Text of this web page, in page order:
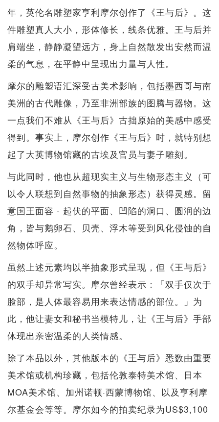
年，英伦名雕塑家亨利摩尔创作了《王与后》。这
件雕塑真人大小，形体修长，线条优雅。王与后并
肩端坐，静静凝望远方，身上自然散发出安然而温
柔的气息，在平静中呈现出力量与人性。
摩尔的雕塑语汇深受古美术影响，包括墨西哥与南
美洲的古代雕像，乃至非洲部族的图腾与器物。这
一点我们不难从《王与后》古拙原始的美感中感受
得到。事实上，摩尔创作《王与后》时，就特别想
起了大英博物馆藏的古埃及官员与妻子雕刻。
与此同时，他也从超现实主义与生物形态主义（可
以令人联想到自然事物的抽象形态）获得灵感。留
意国王面容 - 起伏的平面、凹陷的洞口、圆润的边
角，皆与鹅卵石、贝壳、浮木等受到风化侵蚀的自
然物体呼应。
虽然上述元素均以半抽象形式呈现，但《王与后》
的双手却异常写实。摩尔曾经表示：「双手仅次于
脸部，是人体最容易用来表达情感的部位。」为
此，他让妻女和秘书当模特儿，让《王与后》手部
体现出亲密温柔的人类情感。
除了本品以外，其他版本的《王与后》悉数由重要
美术馆或机构珍藏，包括伦敦泰特美术馆、日本
MOA美术馆、加州诺顿·西蒙博物馆、以及亨利摩
尔基金会等等。摩尔如今的拍卖纪录为US$3,100